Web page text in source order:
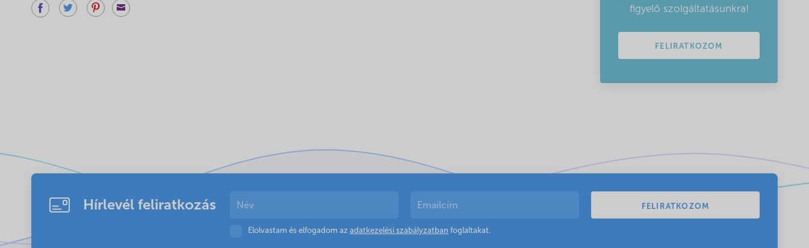
figyelő szolgáltatásunkra!
FELIRATKOZOM
Hírlevél feliratkozás
Elolvastam és elfogadom az adatkezelési szabályzatban foglaltakat.